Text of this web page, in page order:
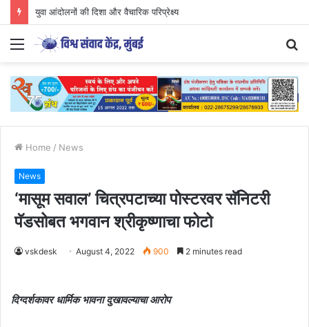
युवा आंदोलनों की दिशा और वैचारिक परिप्रेक्ष्य
Menu
Home / News
News
‘मासूम सवाल’ चित्रपटाच्या पोस्टरवर सॅनिटरी
पॅडसोबत भगवान श्रीकृष्णाचा फोटो
vskdesk August 4, 2022 900 2 minutes read
दिग्दर्शकावर धार्मिक भावना दुखावल्याचा आरोप